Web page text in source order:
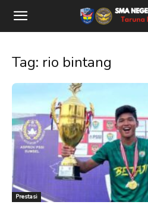
Tag: rio bintang
Prestasi